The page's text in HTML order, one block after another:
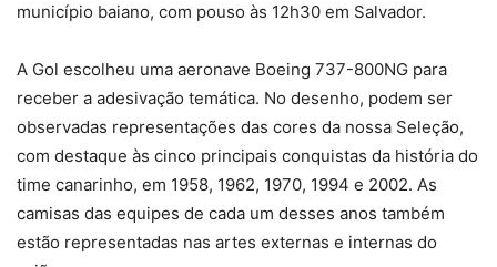
município baiano, com pouso às 12h30 em Salvador.
A Gol escolheu uma aeronave Boeing 737-800NG para
receber a adesivação temática. No desenho, podem ser
observadas representações das cores da nossa Seleção,
com destaque às cinco principais conquistas da história do
time canarinho, em 1958, 1962, 1970, 1994 e 2002. As
camisas das equipes de cada um desses anos também
estão representadas nas artes externas e internas do